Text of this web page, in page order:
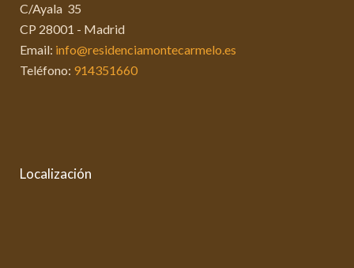
C/Ayala 35
CP 28001 - Madrid
Email: info@residenciamontecarmelo.es
Teléfono: 914351660
Localización